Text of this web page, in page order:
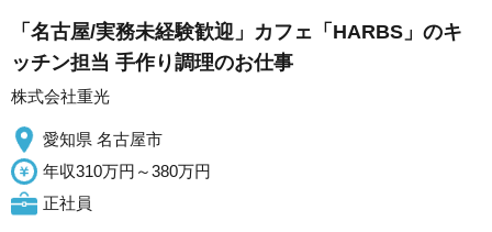
「名古屋/実務未経験歓迎」カフェ「HARBS」のキ
ッチン担当 手作り調理のお仕事
株式会社重光
愛知県 名古屋市
年収310万円～380万円
正社員